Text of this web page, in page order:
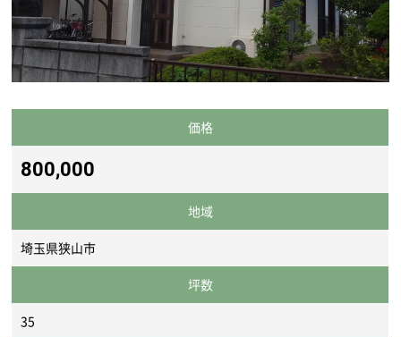
価格
800,000
地域
埼玉県狭山市
坪数
35